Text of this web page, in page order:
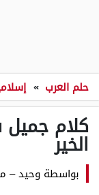
حلم العرب »
كلام
الخير
بواسطة وحيد–